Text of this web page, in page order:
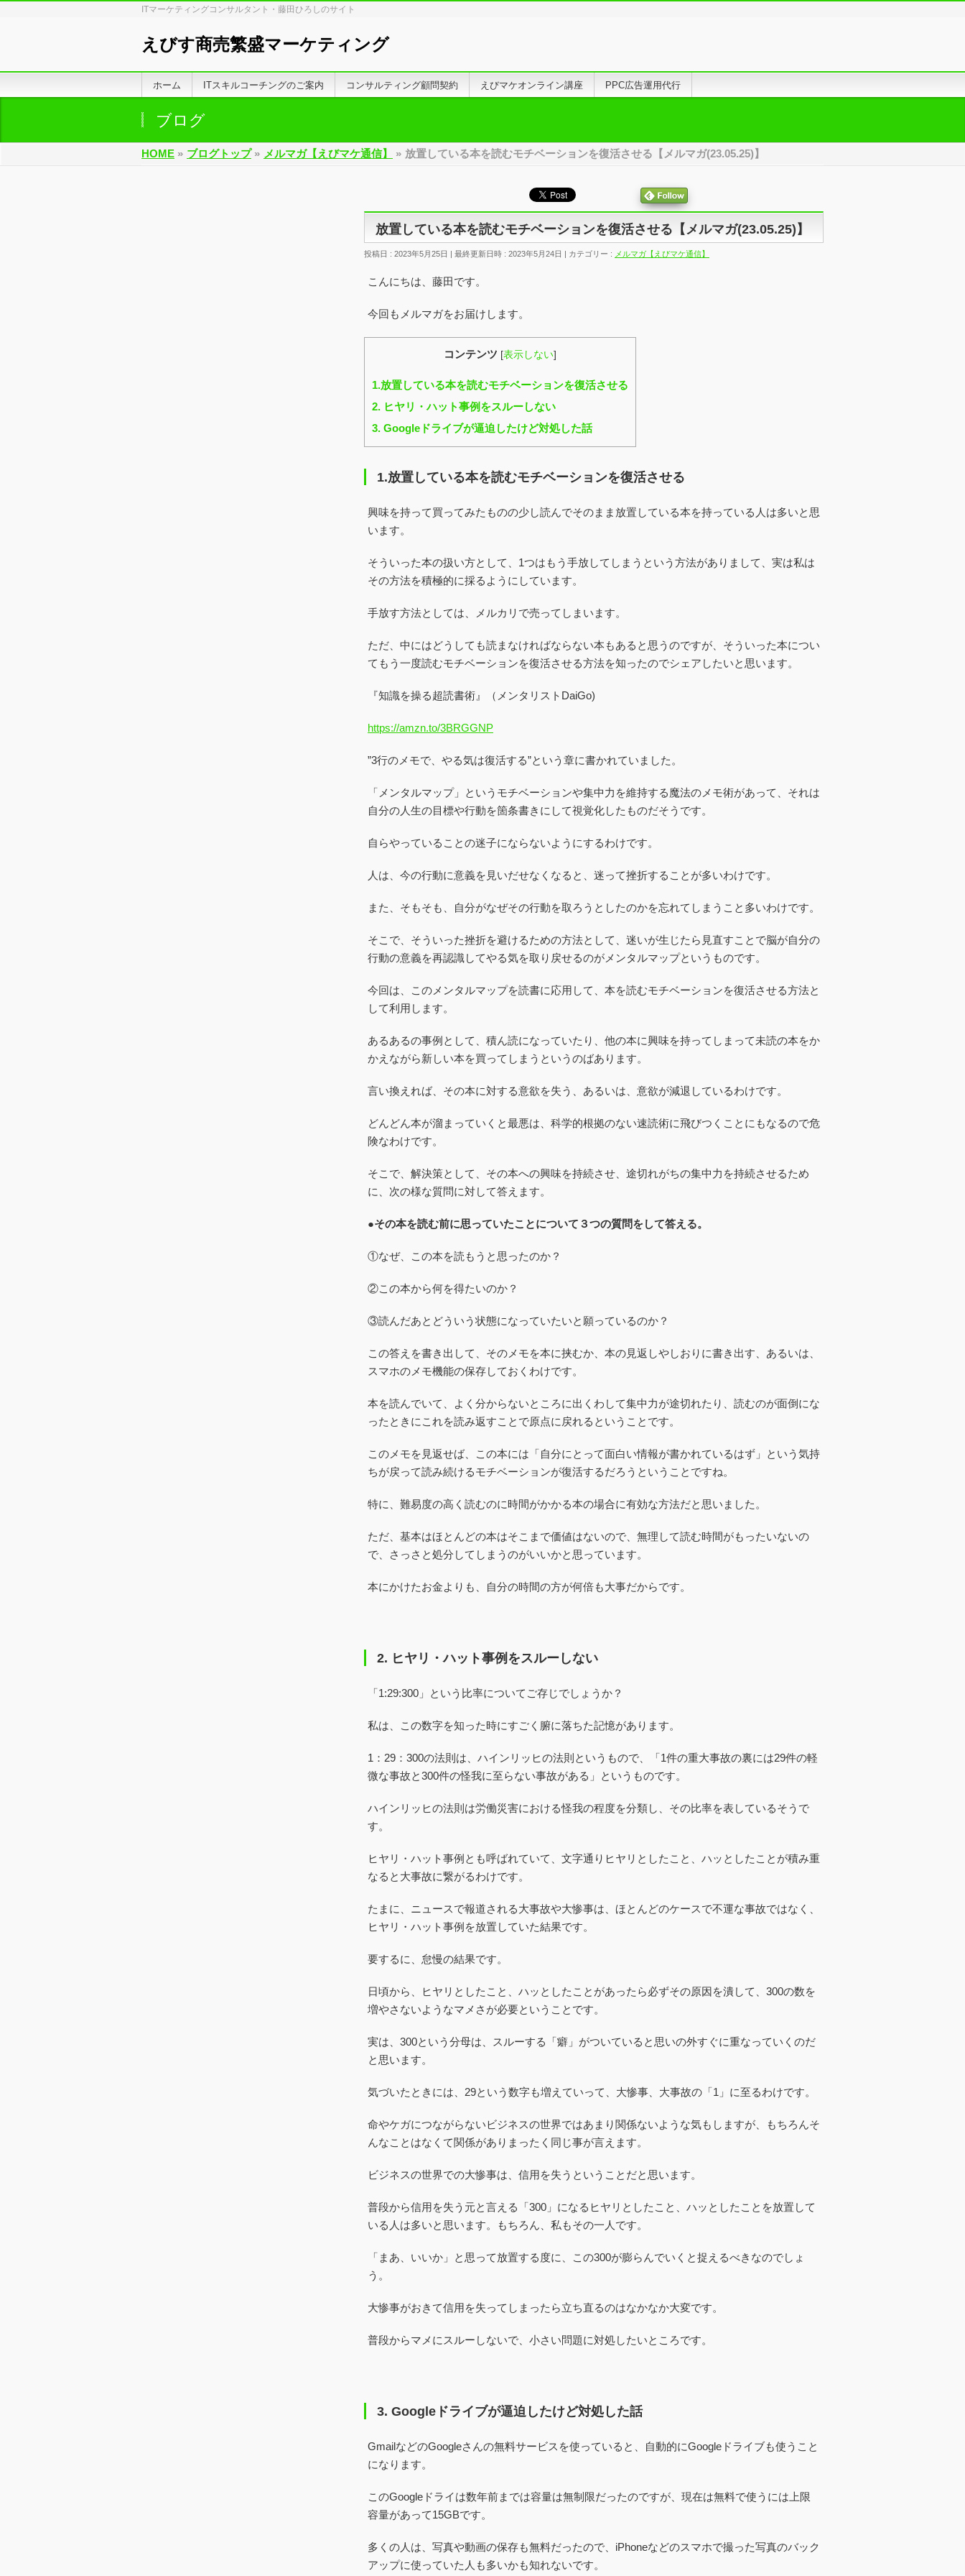
ITマーケティングコンサルタント・藤田ひろしのサイト
えびす商売繁盛マーケティング
ホーム ITスキルコーチングのご案内 コンサルティング顧問契約 えびマケオンライン講座 PPC広告運用代行
ブログ
HOME » ブログトップ» メルマガ【えびマケ通信】 » 放置している本を読むモチベーションを復活させる【メルマガ(23.05.25)】
放置している本を読むモチベーションを復活させる【メルマガ(23.05.25)】
投稿日 : 2023年5月25日 最終更新日時 : 2023年5月24日 カテゴリー : メルマガ【えびマケ通信】
こんにちは、藤田です。
今回もメルマガをお届けします。
コンテンツ [表示しない]
1.放置している本を読むモチベーションを復活させる
2. ヒヤリ・ハット事例をスルーしない
3. Googleドライブが逼迫したけど対処した話
1.放置している本を読むモチベーションを復活させる
興味を持って買ってみたものの少し読んでそのまま放置している本を持っている人は多いと思
います。
そういった本の扱い方として、1つはもう手放してしまうという方法がありまして、実は私は
その方法を積極的に採るようにしています。
手放す方法としては、メルカリで売ってしまいます。
ただ、中にはどうしても読まなければならない本もあると思うのですが、そういった本につい
てもう一度読むモチベーションを復活させる方法を知ったのでシェアしたいと思います。
『知識を操る超読書術』（メンタリストDaiGo)
https://amzn.to/3BRGGNP
”3行のメモで、やる気は復活する”という章に書かれていました。
「メンタルマップ」という モチベーションや集中力を維持する魔法のメモ術があって、それは
自分の人生の目標や行動を箇条書きにして視覚化したものだそうです。
自らやっていることの迷子にならないようにするわけです。
人は、 今の行動に意義を見いだせなくなると、迷って挫折することが多いわけです。
また、そもそも、自分がなぜその行動を取ろうとしたのかを忘れてしまうこと多いわけです。
そこで、そういった挫折を避けるための方法として、 迷いが生じたら見直すことで脳が自分の
行動の意義を再認識してやる気を取り戻せるのがメンタルマップというものです。
今回は、 このメンタルマップを読書に応用して、 本を読むモチベーションを復活させる方法と
して利用します。
あるあるの事例として、 積ん読になっていたり、他の本に興味を持ってしまって未読の本をか
かえながら新しい本を買ってしまうというのばあります。
言い換えれば、その本に対する意欲を失う、あるいは、意欲が減退しているわけです。
どんどん本が溜まっていくと最悪は、 科学的根拠のない速読術に飛びつくことにもなるので危
険なわけです。
そこで、 解決策として、 その本への興味を持続させ、 途切れがちの集中力を持続させるため
に、次の様な質問に対して答えます。
●その本を読む前に思っていたことについて３つの質問をして答える。
①なぜ、この本を読もうと思ったのか？
②この本から何を得たいのか？
③読んだあとどういう状態になっていたいと願っているのか？
この答えを書き出して、その メモを本に挟むか、本の見返しやしおりに書き出す、あるいは、
スマホのメモ機能の保存しておくわけです。
本を読んでいて、よく分からないところに出くわして集中力が途切れたり、読むのが面倒にな
ったときにこれを読み返すことで原点に戻れるということです。
このメモを見返せば、この本には「自分にとって面白い情報が書かれているはず」という気持
ちが戻って読み続けるモチベーションが復活するだろうということですね。
特に、難易度の高く読むのに時間がかかる本の場合に有効な方法だと思いました。
ただ、基本はほとんどの本はそこまで価値はないので、無理して読む時間がもったいないの
で、さっさと処分してしまうのがいいかと思っています。
本にかけたお金よりも、自分の時間の方が何倍も大事だからです。
2. ヒヤリ・ハット事例をスルーしない
「1:29:300」という比率についてご存じでしょうか？
私は、この数字を知った時にすごく腑に落ちた記憶があります。
1：29：300の法則は、ハインリッヒの法則というもので、「1件の重大事故の裏には29件の軽
微な事故と300件の怪我に至らない事故がある」というものです。
ハインリッヒの法則は労働災害における怪我の程度を分類し、その比率を表しているそうで
す。
ヒヤリ・ハット事例とも呼ばれていて、文字通り ヒヤリとしたこと、ハッとしたことが積み重
なると大事故に繋がるわけです。
たまに、ニュースで報道される大事故や大惨事は、ほとんどのケースで不運な事故ではなく、
ヒヤリ・ハット事例を放置していた結果です。
要するに、怠慢の結果です。
日頃から、ヒヤリとしたこと、ハッとしたことがあったら必ずその原因を潰して、300の数を
増やさないようなマメさが必要ということです。
実は、300という分母は、スルーする「癖」がついていると思いの外すぐに重なっていくのだ
と思います。
気づいたときには、29という数字も増えていって、大惨事、大事故の「1」に至るわけです。
命やケガにつながらないビジネスの世界ではあまり関係ないような気もしますが、もちろんそ
んなことはなくて関係がありまったく同じ事が言えます。
ビジネスの世界での大惨事は、信用を失うということだと思います。
普段から信用を失う元と言える「300」になる ヒヤリとしたこと、ハッとしたこと を放置して
いる人は多いと思います。もちろん、私もその一人です。
「まあ、いいか」と思って放置する度に、この300が膨らんでいくと捉えるべきなのでしょ
う。
大惨事がおきて信用を失ってしまったら立ち直るのはなかなか大変です。
普段からマメにスルーしないで、小さい問題に対処したいところです。
3. Googleドライブが逼迫したけど対処した話
GmailなどのGoogleさんの無料サービスを使っていると、自動的にGoogleドライブも使うこと
になります。
このGoogleドライは数年前までは容量は無制限だったのですが、現在は無料で使うには上限
容量があって15GBです。
多くの人は、写真や動画の保存も無料だったので、iPhoneなどのスマホで撮った写真のバック
アップに使っていた人も多いかも知れないです。